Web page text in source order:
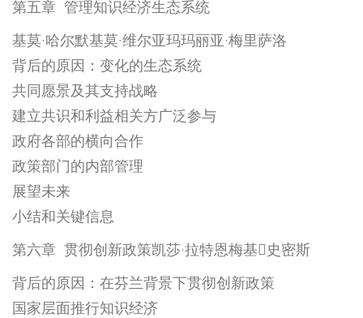
第五章 管理知识经济生态系统
基莫·哈尔默基莫·维尔亚玛玛丽亚·梅里萨洛
背后的原因：变化的生态系统
共同愿景及其支持战略
建立共识和利益相关方广泛参与
政府各部的横向合作
政策部门的内部管理
展望未来
小结和关键信息
第六章 贯彻创新政策凯莎·拉特恩梅基史密斯
背后的原因：在芬兰背景下贯彻创新政策
国家层面推行知识经济